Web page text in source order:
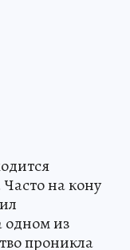
на кону
одном из
проникла